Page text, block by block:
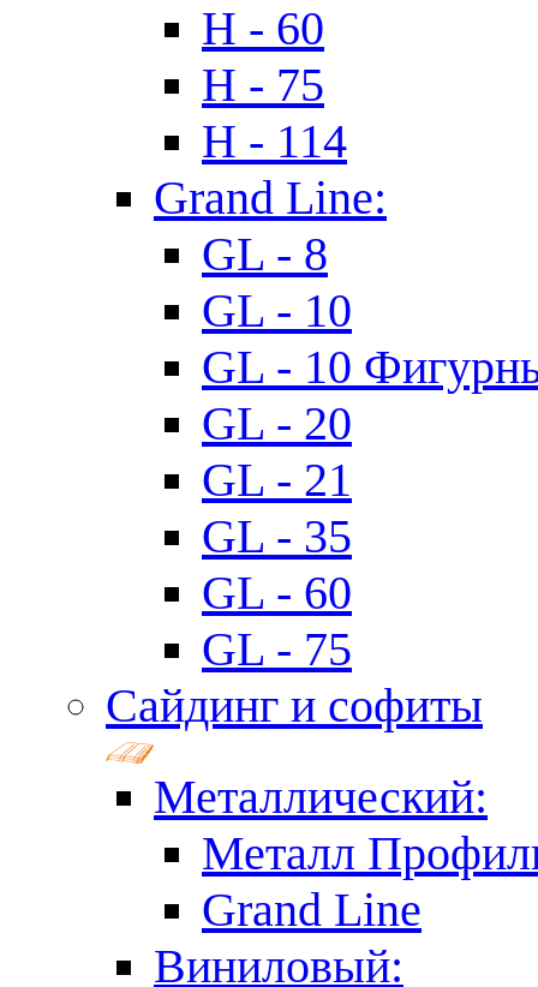
H - 60
H - 75
H - 114
Grand Line:
GL - 8
GL - 10
GL - 10
GL - 20
GL - 21
GL - 35
GL - 60
GL - 75
Сайдинг и софиты
Металлический:
Металл
Grand Line
Виниловый: